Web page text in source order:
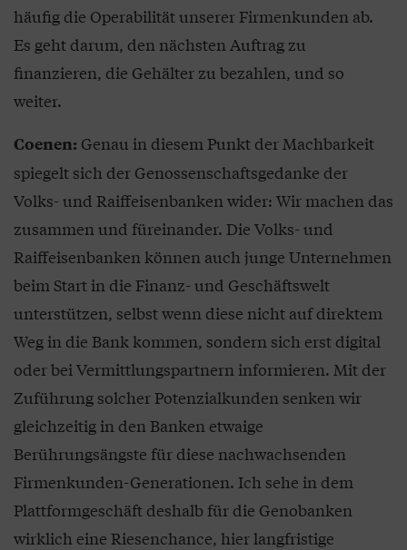
häufig die Operabilität unserer Firmenkunden ab.
Es geht darum, den nächsten Auftrag zu
finanzieren, die Gehälter zu bezahlen, und so
weiter.
Coenen: Genau in diesem Punkt der Machbarkeit
spiegelt sich der Genossenschaftsgedanke der
Volks- und Raiffeisenbanken wider: Wir machen das
zusammen und füreinander. Die Volks- und
Raiffeisenbanken können auch junge Unternehmen
beim Start in die Finanz- und Geschäftswelt
unterstützen, selbst wenn diese nicht auf direktem
Weg in die Bank kommen, sondern sich erst digital
oder bei Vermittlungspartnern informieren. Mit der
Zuführung solcher Potenzialkunden senken wir
gleichzeitig in den Banken etwaige
Berührungsängste für diese nachwachsenden
Firmenkunden-Generationen. Ich sehe in dem
Plattformgeschäft deshalb für die Genobanken
wirklich eine Riesenchance, hier langfristige